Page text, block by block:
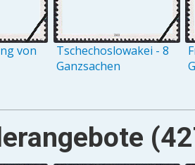
von
Tschechoslowakei - 8
Ganzsachen